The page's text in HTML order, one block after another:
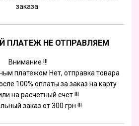
заказа.
ПЛАТЕЖ НЕ ОТПРАВЛЯЕМ
Внимание !!!
платежом Нет, отправка товара
100% оплаты за заказ на карту
на расчетный счет !!!
заказ от 300 грн !!!